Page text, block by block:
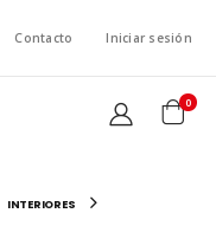
Contacto Iniciar sesión
0
INTERIORES